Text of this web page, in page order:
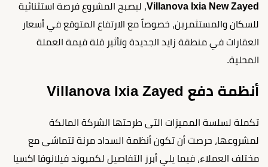
Villanova Ixia New Zayed، ليصبح المشروع فرصة استثنائية
للسكان والمستثمرين، خصوصاً مع الارتفاع المتوقع في أسعار
العقارات في منطقة زايد الجديدة وتأثير قلة قيمة العملة
المحلية.
أنظمة دفع Villanova Ixia Zayed
تكملة لسلسة المميزات التى طرحتها الشركة المالكة
لمشروعها، حرصت أن تكون أنظمة السداد مرنة تتماشى مع
مختلف العملاء، فيما يلي أبرز التفاصيل لكمبوند فيلانوفا اكسيا